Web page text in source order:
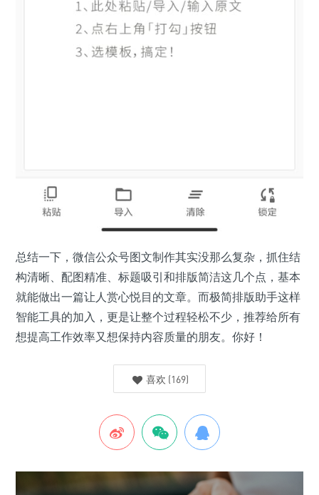
总结一下，微信公众号图文制作其实没那么复杂，抓住结
构清晰、配图精准、标题吸引和排版简洁这几个点，基本
就能做出一篇让人赏心悦目的文章。而极简排版助手这样
智能工具的加入，更是让整个过程轻松不少，推荐给所有
想提高工作效率又想保持内容质量的朋友。你好！
喜欢 (169)